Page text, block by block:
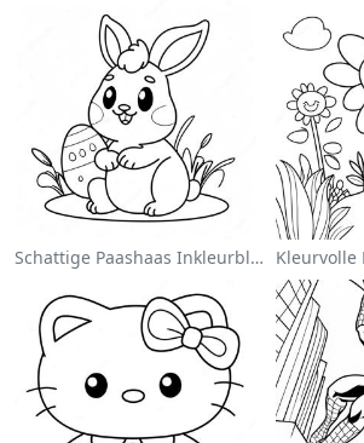
Schattige Paashaas Inkleurblad